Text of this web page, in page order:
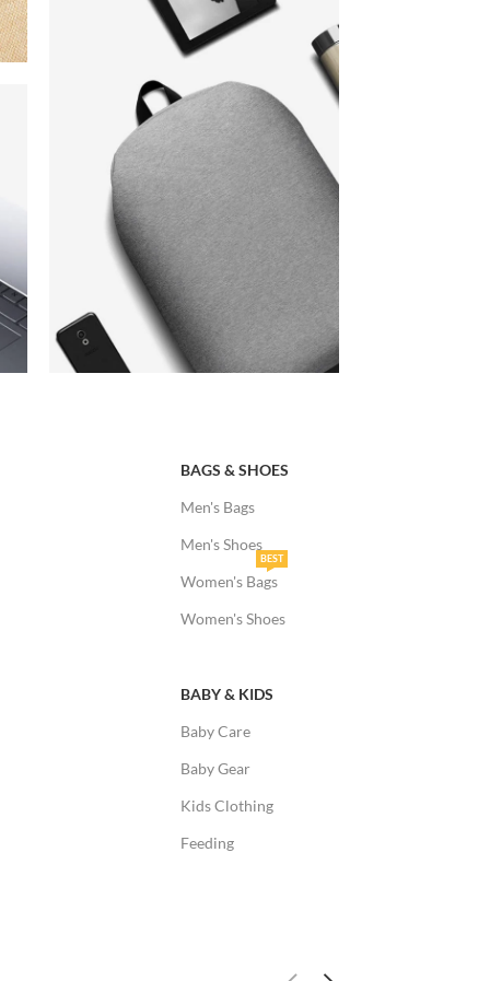
BAGS & SHOES
Men's Bags
Men's Shoes
Women's Bags
BEST
Women's Shoes
BABY & KIDS
Baby Care
Baby Gear
Kids Clothing
Feeding